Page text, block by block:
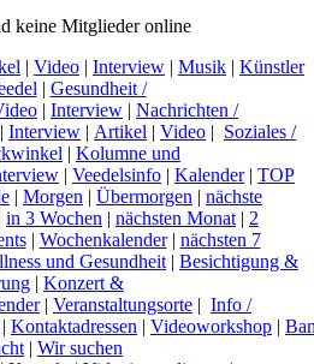
keine Mitglieder online
| Video | Interview | Musik | Künstler
| Gesundheit /
| Interview | Nachrichten /
| Interview | Artikel | Video | Soziales /
| Kolumne und
| Veedelsinfo | Kalender| TOP
| Morgen | Übermorgen | nächste
in 3 Wochen | nächsten Monat| 2
| Wochenkalender| nächsten 7
und Gesundheit| Besichtigung &
| Konzert &
| Veranstaltungsorte | Info /
| Kontaktadressen | Videoworkshop |
| Wir suchen